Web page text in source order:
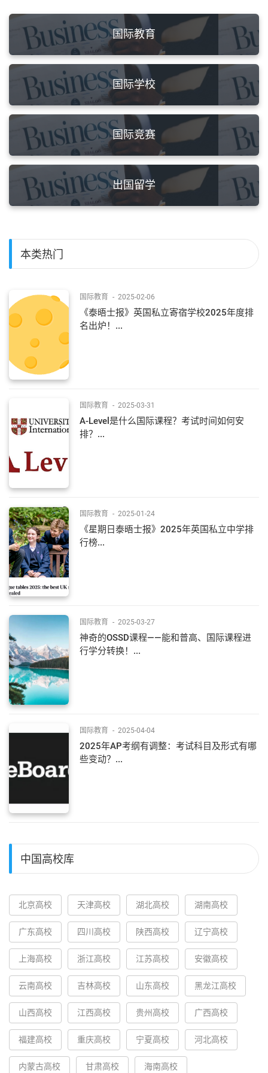
国际教育
国际学校
国际竞赛
出国留学
本类热门
国际教育 - 2025-02-06
《泰晤士报》英国私立寄宿学校2025年度排
名出炉！...
国际教育 - 2025-03-31
A-Level是什么国际课程？考试时间如何安
排？...
国际教育 - 2025-01-24
《星期日泰晤士报》2025年英国私立中学排
行榜...
国际教育 - 2025-03-27
神奇的OSSD课程——能和普高、国际课程进
行学分转换！...
国际教育 - 2025-04-04
2025年AP考纲有调整：考试科目及形式有哪
些变动？...
中国高校库
北京高校 天津高校 湖北高校 湖南高校
广东高校 四川高校 陕西高校 辽宁高校
上海高校 浙江高校 江苏高校 安徽高校
云南高校 吉林高校 山东高校 黑龙江高校
山西高校 江西高校 贵州高校 广西高校
福建高校 重庆高校 宁夏高校 河北高校
内蒙古高校 甘肃高校 海南高校